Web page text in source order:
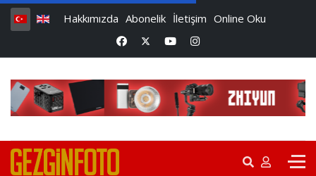
Hakkımızda Abonelik İletişim Online Oku